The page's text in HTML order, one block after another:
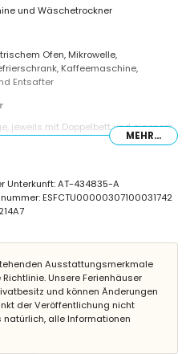
und Wäschetrockner
Ofen, Mikrowelle,
Kaffeemaschine,
Entsafter
jeweils mit Doppelbett und eigenem
jeweils mit 2 Einzelbetten
Dusche und Toilette
Dusche und Toilette
x 5m und 2m Tiefe
MEHR...
Unterkunft: AT-434835-A
ESFCTU00000307100031742
Ausstattungsmerkmale
Unsere Ferienhäuser
und können Änderungen
der Veröffentlichung nicht
natürlich, alle Informationen